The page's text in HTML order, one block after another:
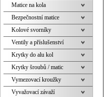
Matice na kola
Bezpečnostní matice
Kolové svorníky
Ventily a příslušenství
Krytky do alu kol
Krytky šroubů / matic
Vymezovací kroužky
Vyvažovací závaží